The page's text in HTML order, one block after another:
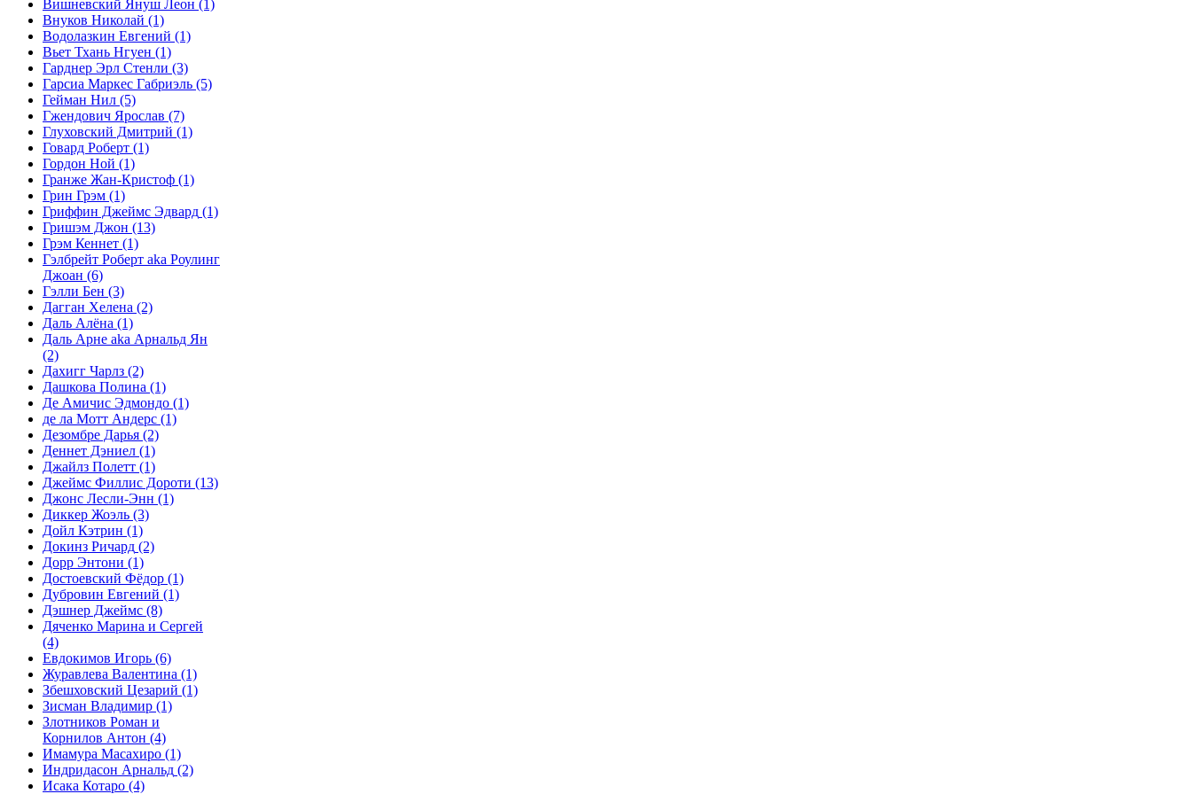
Вишневский Януш Леон (1)
Внуков Николай (1)
Водолазкин Евгений (1)
Вьет Тхань Нгуен (1)
Гарднер Эрл Стенли (3)
Гарсиа Маркес Габриэль (5)
Гейман Нил (5)
Гжендович Ярослав (7)
Глуховский Дмитрий (1)
Говард Роберт (1)
Гордон Ной (1)
Гранже Жан-Кристоф (1)
Грин Грэм (1)
Гриффин Джеймс Эдвард (1)
Гришэм Джон (13)
Грэм Кеннет (1)
Гэлбрейт Роберт aka Роулинг
Джоан (6)
Гэлли Бен (3)
Дагган Хелена (2)
Даль Алёна (1)
Даль Арне aka Арнальд Ян
(2)
Дахигг Чарлз (2)
Дашкова Полина (1)
Де Амичис Эдмондо (1)
де ла Мотт Андерс (1)
Дезомбре Дарья (2)
Деннет Дэниел (1)
Джайлз Полетт (1)
Джеймс Филлис Дороти (13)
Джонс Лесли-Энн (1)
Диккер Жоэль (3)
Дойл Кэтрин (1)
Докинз Ричард (2)
Дорр Энтони (1)
Достоевский Фёдор (1)
Дубровин Евгений (1)
Дэшнер Джеймс (8)
Дяченко Марина и Сергей
(4)
Евдокимов Игорь (6)
Журавлева Валентина (1)
Збешховский Цезарий (1)
Зисман Владимир (1)
Злотников Роман и
Корнилов Антон (4)
Имамура Масахиро (1)
Индридасон Арнальд (2)
Исака Котаро (4)